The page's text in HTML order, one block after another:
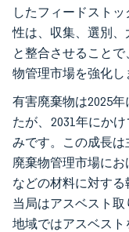
したフィードスト
性は、収集、選別
と整合させること
物管理市場を強化し
有害廃棄物は2025
たが、2031年にか
みです。この成長
廃棄物管理市場に
などの材料に対す
当局はアスベスト
地域ではアスベス